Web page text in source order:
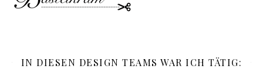
IN DIESEN DESIGN TEAMS WAR ICH TÄTIG: